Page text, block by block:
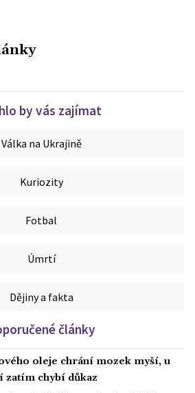
by vás zajímat
Válka na Ukrajině
Kuriozity
Fotbal
Úmrtí
Dějiny a fakta
články
oleje chrání mozek myší, u
zatím chybí důkaz